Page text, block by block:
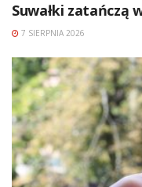
Suwałki zatańczą
7 SIERPNIA 2026